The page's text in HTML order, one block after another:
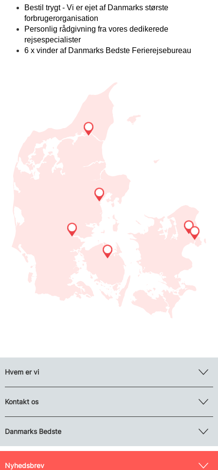
Bestil trygt - Vi er ejet af Danmarks største
forbrugerorganisation
Personlig rådgivning fra vores dedikerede
rejsespecialister
6 x vinder af Danmarks Bedste Ferierejsebureau
Hvem er vi
Kontakt os
Danmarks Bedste
Nyhedsbrev